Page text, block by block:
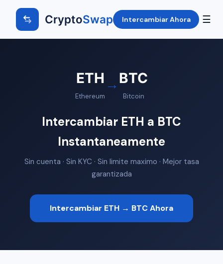
CryptoSwap Intercambiar Ahora ☰
ETH
Ethereum
→BTC
Bitcoin
Intercambiar ETH a BTC
Instantaneamente
Sin cuenta · Sin KYC · Sin limite maximo · Mejor tasa
garantizada
Intercambiar ETH → BTC Ahora